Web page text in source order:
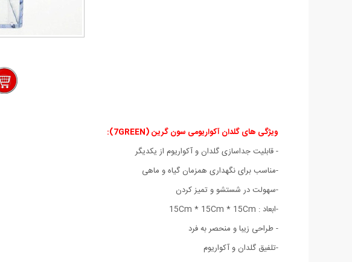
ویژگی های گلدان آکواریومی سون گرین (7GREEN):
- قابلیت جداسازی گلدان و آکواریوم از یکدیگر
-مناسب برای نگهداری همزمان گیاه و ماهی
-سهولت در شستشو و تمیز کردن
-ابعاد : 15Cm * 15Cm * 15Cm
- طراحی زیبا و منحصر به فرد
-تلفیق گلدان و آکواریوم